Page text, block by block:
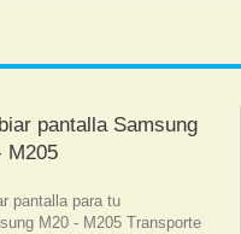
pantalla Samsung
M205
pantalla para tu
M20 - M205 Transporte